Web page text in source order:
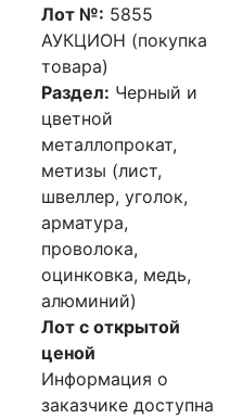
Лот №: 5855
АУКЦИОН (покупка
товара)
Раздел: Черный и
цветной
металлопрокат,
метизы (лист,
швеллер, уголок,
арматура,
проволока,
оцинковка, медь,
алюминий)
Лот с открытой
ценой
Информация о
заказчике доступна